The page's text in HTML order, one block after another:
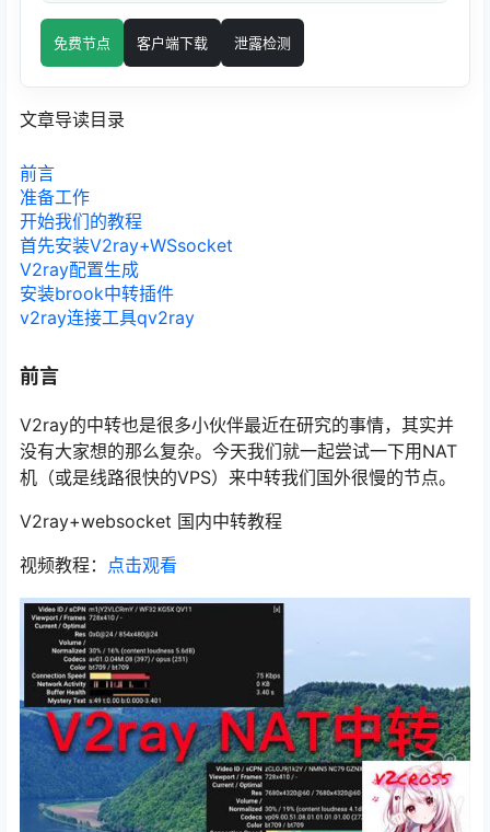
免费节点 客户端下载 泄露检测
文章导读目录
前言
准备工作
开始我们的教程
首先安装V2ray+WSsocket
V2ray配置生成
安装brook中转插件
v2ray连接工具qv2ray
前言
V2ray的中转也是很多小伙伴最近在研究的事情，其实并
没有大家想的那么复杂。今天我们就一起尝试一下用NAT
机（或是线路很快的VPS）来中转我们国外很慢的节点。
V2ray+websocket 国内中转教程
视频教程： 点击观看